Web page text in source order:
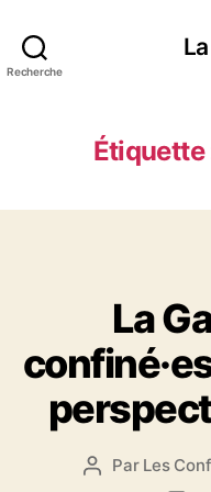
Recherche
Étiquette
La
A Par Les